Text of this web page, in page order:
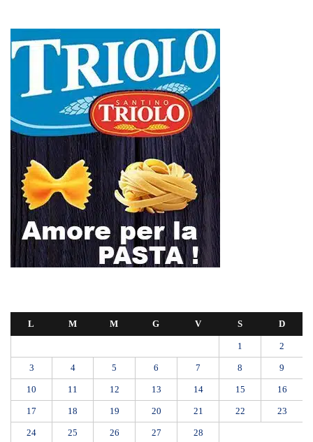
L M M G V S D
1 2
3 4 5 6 7 8 9
10 11 12 13 14 15 16
17 18 19 20 21 22 23
24 25 26 27 28